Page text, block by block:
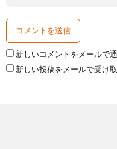
新しいコメントをメールで
新しい投稿をメールで受け